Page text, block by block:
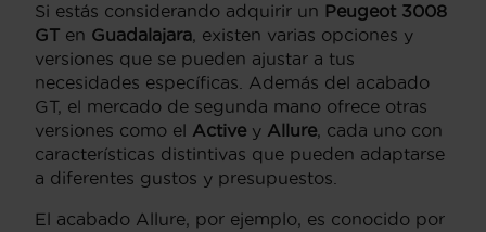
Si estás considerando adquirir un Peugeot 3008
GT en Guadalajara, existen varias opciones y
versiones que se pueden ajustar a tus
necesidades específicas. Además del acabado
GT, el mercado de segunda mano ofrece otras
versiones como el Active y Allure, cada uno con
características distintivas que pueden adaptarse
a diferentes gustos y presupuestos.
El acabado Allure, por ejemplo, es conocido por